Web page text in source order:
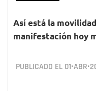
Así está la
manifestación hoy
PUBLICADO EL